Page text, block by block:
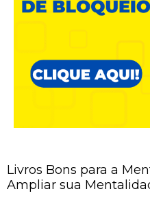
Livros Bons para a
Ampliar sua